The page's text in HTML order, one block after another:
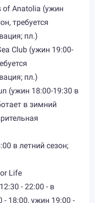
of Anatolia (ужин
требуется
пл.)
Club (ужин 19:00-
пл.)
(ужин 18:00-19:30 в
в зимний
в летний сезон;
Life
- 22:00 - в
- 18:00, ужин 19:00 -